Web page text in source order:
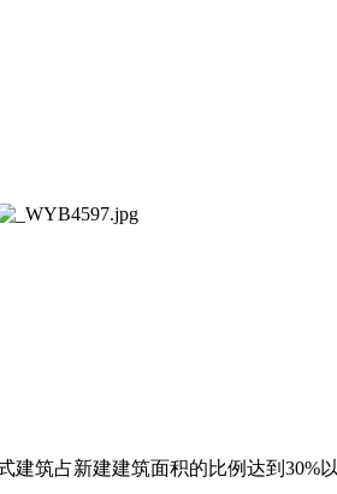
建筑占新建建筑面积的比例达到30%